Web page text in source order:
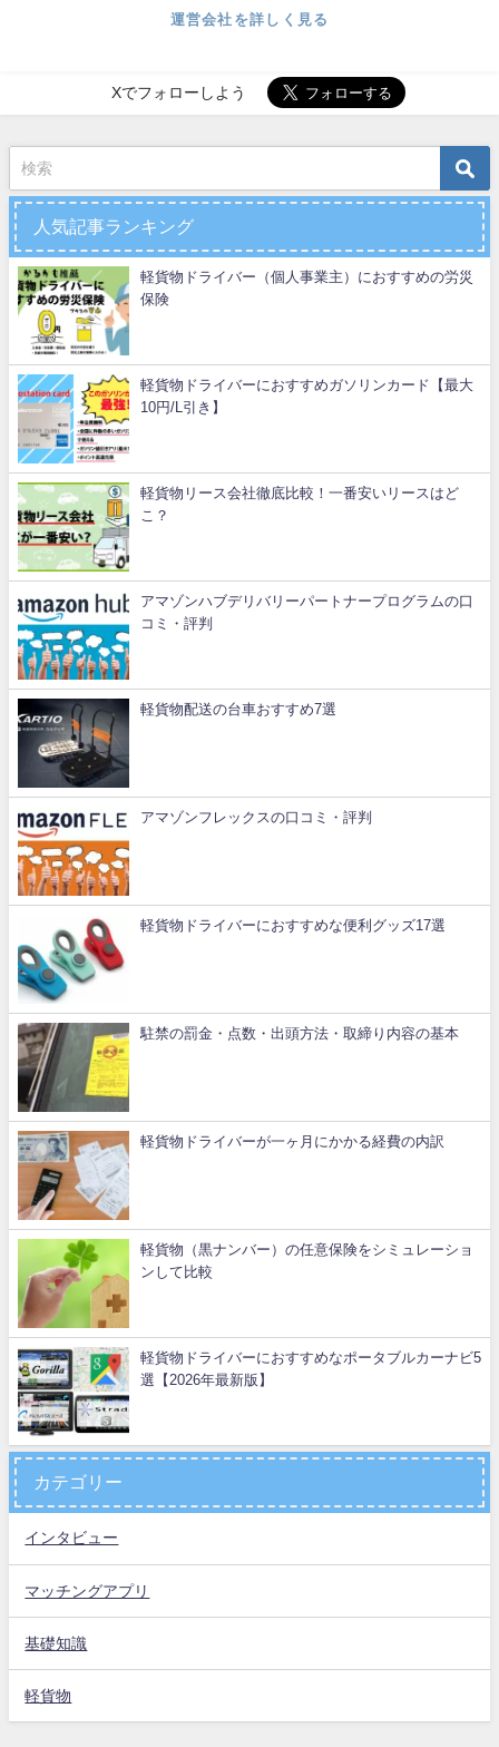
運営会社を詳しく見る
Xでフォローしよう
人気記事ランキング
軽貨物ドライバー（個人事業主）におすすめの労災
保険
軽貨物ドライバーにおすすめガソリンカード【最大
10円/L引き】
軽貨物リース会社徹底比較！一番安いリースはど
こ？
アマゾンハブデリバリーパートナープログラムの口
コミ・評判
軽貨物配送の台車おすすめ7選
アマゾンフレックスの口コミ・評判
軽貨物ドライバーにおすすめな便利グッズ17選
駐禁の罰金・点数・出頭方法・取締り内容の基本
軽貨物ドライバーが一ヶ月にかかる経費の内訳
軽貨物（黒ナンバー）の任意保険をシミュレーショ
ンして比較
軽貨物ドライバーにおすすめなポータブルカーナビ5
選【2026年最新版】
カテゴリー
インタビュー
マッチングアプリ
基礎知識
軽貨物